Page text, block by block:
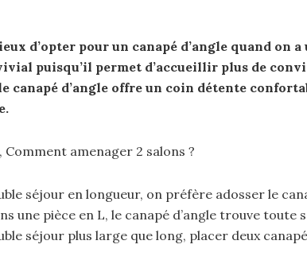
d’opter pour un canapé d’angle quand on a
puisqu’il permet d’accueillir plus de
canapé d’angle offre un coin détente
Comment amenager 2 salons ?
séjour en longueur, on préfère adosser le
une pièce en L, le canapé d’angle trouve
séjour plus large que long, placer deux